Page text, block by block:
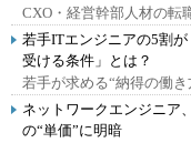
CXO・経営幹部人材の転
若手ITエンジニアの5割
受ける条件」とは？
若手が求める“納得の働き
ネットワークエンジニア
の“単価”に明暗